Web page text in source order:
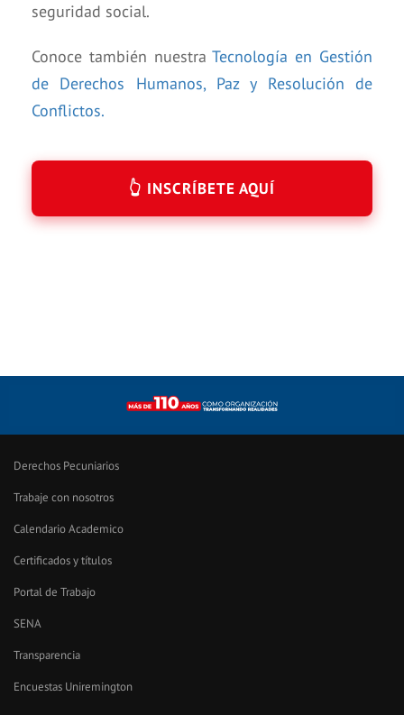
seguridad social.
Conoce también nuestraTecnología en Gestión
de Derechos Humanos, Paz y Resolución de
Conflictos.
👆 INSCRÍBETE AQUÍ
Derechos Pecuniarios
Trabaje con nosotros
Calendario Academico
Certificados y títulos
Portal de Trabajo
SENA
Transparencia
Encuestas Uniremington